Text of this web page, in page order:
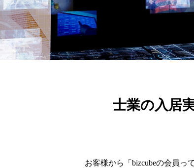
士業の入居
お客様から「bizcubeの会員っ